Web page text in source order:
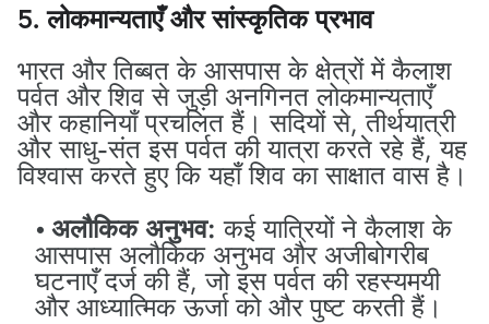
5. लोकमान्यताएँ और सांस्कृतिक प्रभाव
भारत और तिब्बत के आसपास के क्षेत्रों में कैलाश
पर्वत और शिव से जुड़ी अनगिनत लोकमान्यताएँ
और कहानियाँ प्रचलित हैं। सदियों से, तीर्थयात्री
और साधु-संत इस पर्वत की यात्रा करते रहे हैं, यह
विश्वास करते हुए कि यहाँ शिव का साक्षात वास है।
अलौकिक अनुभव: कई यात्रियों ने कैलाश के
आसपास अलौकिक अनुभव और अजीबोगरीब
घटनाएँ दर्ज की हैं, जो इस पर्वत की रहस्यमयी
और आध्यात्मिक ऊर्जा को और पुष्ट करती हैं।